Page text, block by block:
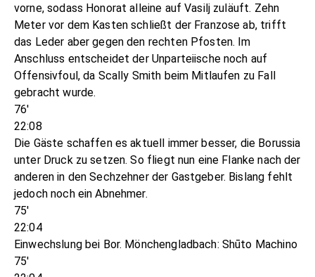
vorne, sodass Honorat alleine auf Vasilj zuläuft. Zehn
Meter vor dem Kasten schließt der Franzose ab, trifft
das Leder aber gegen den rechten Pfosten. Im
Anschluss entscheidet der Unparteiische noch auf
Offensivfoul, da Scally Smith beim Mitlaufen zu Fall
gebracht wurde.
76'
22:08
Die Gäste schaffen es aktuell immer besser, die Borussia
unter Druck zu setzen. So fliegt nun eine Flanke nach der
anderen in den Sechzehner der Gastgeber. Bislang fehlt
jedoch noch ein Abnehmer.
75'
22:04
Einwechslung bei Bor. Mönchengladbach: Shūto Machino
75'